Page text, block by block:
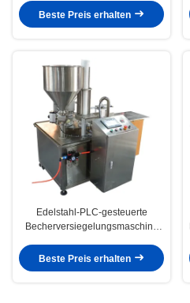
Beste Preis erhalten
Edelstahl-PLC-gesteuerte
Becherversiegelungsmaschine
Watt Leistung
Beste Preis erhalten